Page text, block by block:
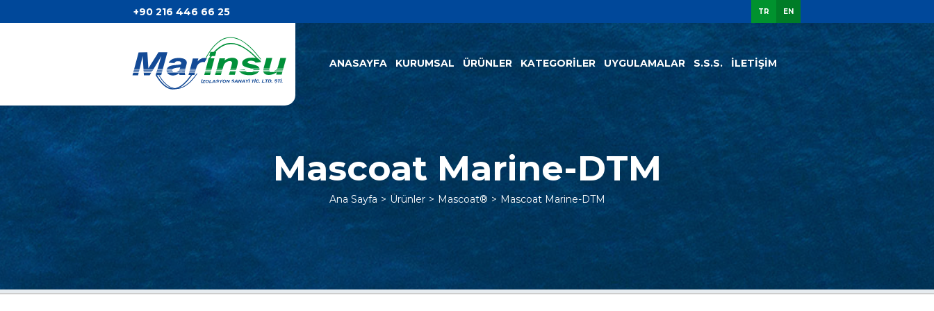
+90 216 446 66 25 TR EN
ANASAYFA KURUMSAL ÜRÜNLER KATEGORİLER UYGULAMALAR S.S.S. İLETİŞİM
Mascoat Marine-DTM
Ana Sayfa Ürünler Mascoat® Mascoat Marine-DTM